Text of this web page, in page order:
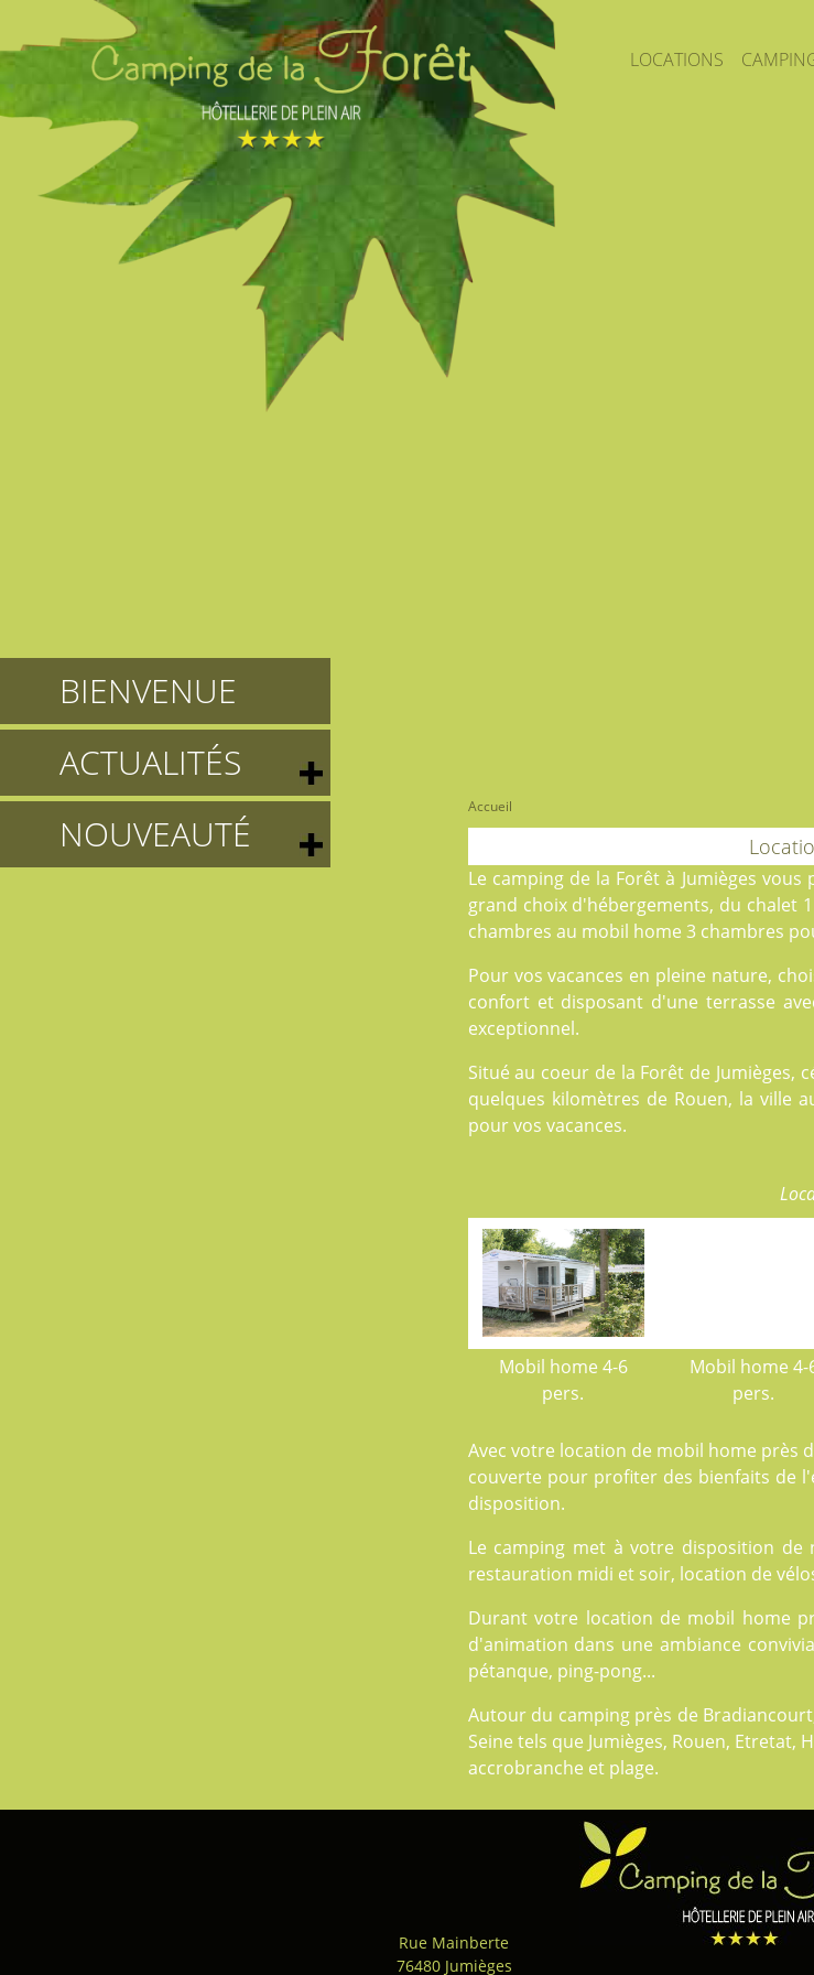
LOCATIONS
BIENVENUE
ACTUALITÉS
NOUVEAUTÉ
Accueil
Le camping de la Forêt à Jumièges
grand choix d'hébergements, du chalet
chambres au mobil home 3 chambres
Pour vos vacances en pleine nature,
confort et disposant d'une terrasse
exceptionnel.
Situé au coeur de la Forêt de Jumièges,
quelques kilomètres de Rouen, la ville
pour vos vacances.
Mobil home 4-6
pers.
Mobil home 4-
pers.
Avec votre location de mobil home près
couverte pour profiter des bienfaits de
disposition.
Le camping met à votre disposition de
restauration midi et soir, location de
Durant votre location de mobil home
d'animation dans une ambiance
pétanque, ping-pong...
Autour du camping près de
Seine tels que Jumièges, Rouen,
accrobranche et plage.
Rue Mainberte
76480 Jumièges